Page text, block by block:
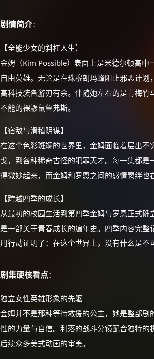
剧情简介：
【全能少女的斜杠人生】
金姆（Kim Possible）表面上是米德尔顿高中
自由英雄。无论是在珠穆朗玛峰阻止邪恶计
高科技装备游刃有余。伴随她左右的是青梅
不能的裸鼹鼠鲁弗斯。
【宿敌与滑稽阴谋】
在这个色彩斑斓的世界里，金姆面临着层出
戈，到各种稀奇古怪的犯罪天才。每一集都
得微妙起来，而金姆和罗恩之间的感情羁绊也
【跨越四季的成长】
从最初的校园生活到第四季金姆与罗恩正式
是一部关于青春成长的编年史。四季内容完
用行动证明了：在这个世界上，没有什么是
剧集硬核看点：
独立女性英雄形象的先驱
金姆并不是那种等待救援的公主，她是整部
性的力量与自信。利落的战斗分镜配合独特
后续众多美式动画的审美。